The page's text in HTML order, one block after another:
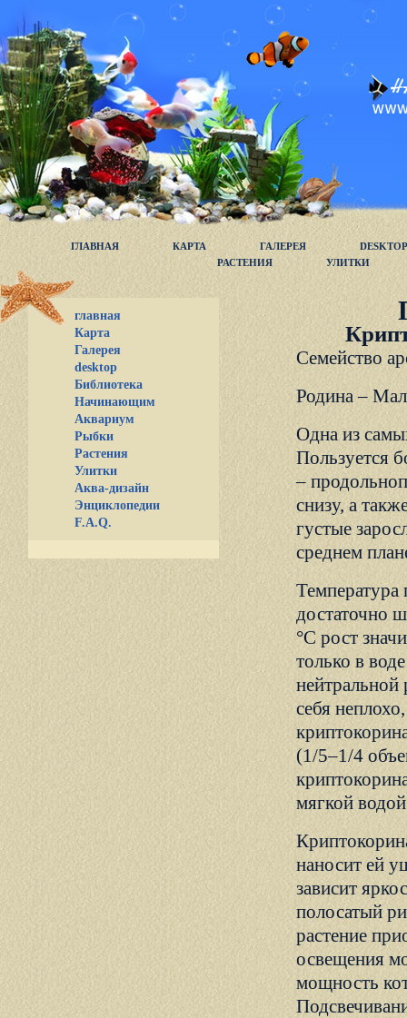
ГЛАВНАЯ КАРТА ГАЛЕРЕЯ
DESKTOP
РАСТЕНИЯ
УЛИТКИ
главная
Карта
Галерея
desktop
Библиотека
Начинающим
Аквариум
Рыбки
Растения
Улитки
Аква-дизайн
Энциклопедии
F.A.Q.
Семейство
Родина –
Одна из
Пользуется
–
снизу, а
густые
среднем
достаточно
°С рост
только в
нейтральной
себя
(1/5–1/4
мягкой
наносит ей
зависит
полосатый
растение
освещения
мощность